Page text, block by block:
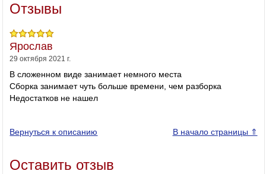
Отзывы
Ярослав
29 октября 2021 г.
В сложенном виде занимает немного места
Сборка занимает чуть больше времени, чем разборка
Недостатков не нашел
Вернуться к описанию В начало страницы ⇑
Оставить отзыв